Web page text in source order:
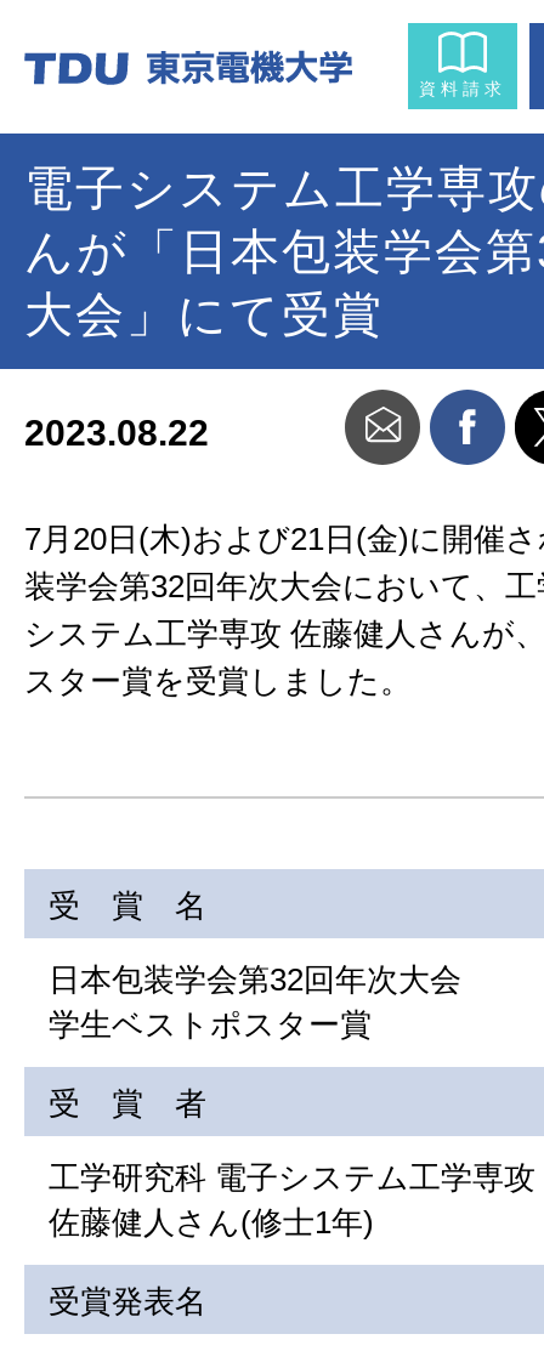
資料請求
電子システム工学専
んが「日本包装学会
大会」にて受賞
2023.08.22
7月20日(木)および21日(金)に開催
装学会第32回年次大会において、
システム工学専攻 佐藤健人さんが
スター賞を受賞しました。
受 賞 名
日本包装学会第32回年次大会
学生ベストポスター賞
受 賞 者
工学研究科 電子システム工学専攻
佐藤健人さん(修士1年)
受賞発表名